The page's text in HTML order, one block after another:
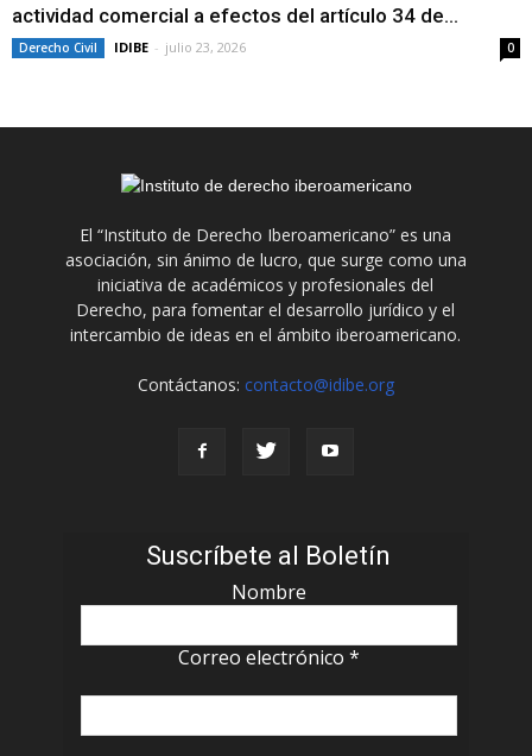
actividad comercial a efectos del artículo 34 de...
Derecho Civil IDIBE - julio 23, 2026 0
El “Instituto de Derecho Iberoamericano” es una
asociación, sin ánimo de lucro, que surge como una
iniciativa de académicos y profesionales del
Derecho, para fomentar el desarrollo jurídico y el
intercambio de ideas en el ámbito iberoamericano.
Contáctanos: contacto@idibe.org
Suscríbete al Boletín
Nombre
Correo electrónico *